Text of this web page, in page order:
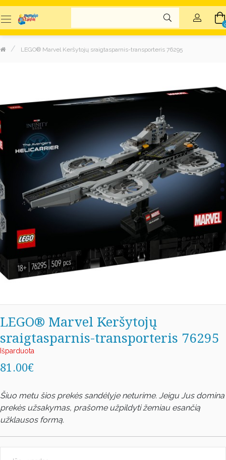
LEGO® Marvel Keršytojų sraigtasparnis-transporteris 76295
LEGO® Marvel Keršytojų
sraigtasparnis-transporteris 76295
Išparduota
81.00€
Šiuo metu šios prekės sandėlyje neturime. Jeigu Jus domina
prekės užsakymas, prašome užpildyti žemiau esančią
užklausos formą.